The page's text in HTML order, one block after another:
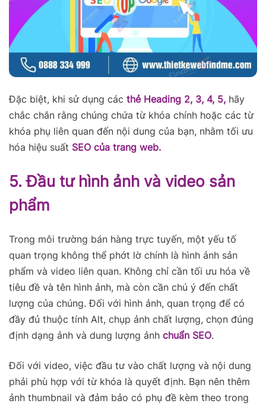
Đặc biệt, khi sử dụng các thẻ Heading 2, 3, 4, 5, hãy
chắc chắn rằng chúng chứa từ khóa chính hoặc các từ
khóa phụ liên quan đến nội dung của bạn, nhằm tối ưu
hóa hiệu suất SEO của trang web.
5. Đầu tư hình ảnh và video sản
phẩm
Trong môi trường bán hàng trực tuyến, một yếu tố
quan trọng không thể phớt lờ chính là hình ảnh sản
phẩm và video liên quan. Không chỉ cần tối ưu hóa về
tiêu đề và tên hình ảnh, mà còn cần chú ý đến chất
lượng của chúng. Đối với hình ảnh, quan trọng để có
đầy đủ thuộc tính Alt, chụp ảnh chất lượng, chọn đúng
định dạng ảnh và dung lượng ảnh chuẩn SEO.
Đối với video, việc đầu tư vào chất lượng và nội dung
phải phù hợp với từ khóa là quyết định. Bạn nên thêm
ảnh thumbnail và đảm bảo có phụ đề kèm theo trong